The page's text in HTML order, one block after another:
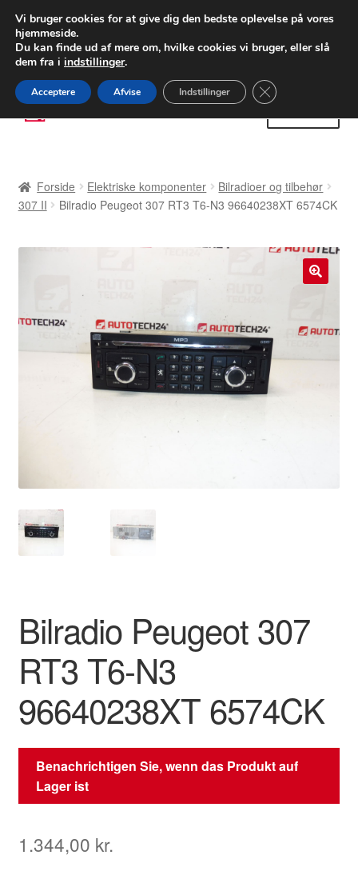
LEVERING fra 55 kr.
FEDEX verdensomspændende forsendelse
80 82 72 02
Spring
til
Spring
til
Betalinger
Klageprocedure
Om os
Vilkår og betingelser
Forside Elektriske komponenter
Bilradioer og tilbehør
307 II
Bilradio Peugeot 307 RT3 T6-N3 96640238XT 6574CK
Bilradio Peugeot 307
RT3 T6-N3
96640238XT 6574CK
Benachrichtigen Sie, wenn das Produkt auf
Lager ist
1.344,00 kr.
Vi bruger cookies for at give dig den bedste oplevelse på vores
hjemmeside.
Du kan finde ud af mere om, hvilke cookies vi bruger, eller slå
dem fra i indstillinger.
Acceptere Afvise Indstillinger Close GDPR